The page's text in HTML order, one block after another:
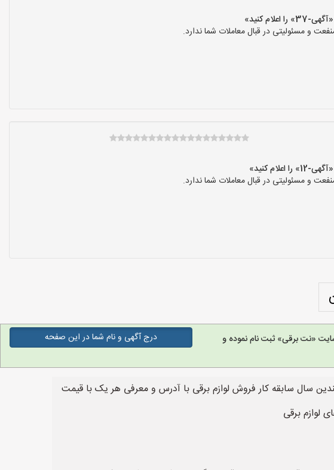
کنید»
و مسئولیتی در قبال معاملات شما ندارد.
کنید»
و مسئولیتی در قبال معاملات شما ندارد.
«نت برقی» ثبت نام نموده و
درج آگهی و نام شما در این صفحه
سال سابقه کار فروش لوازم برقی با آدرس و معرفی هر یک با قیمت
لوازم برقی